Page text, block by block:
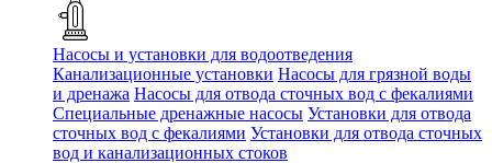
Насосы и установки для водоотведения
Канализационные установки Насосы для грязной воды
и дренажа Насосы для отвода сточных вод c фекалиями
Специальные дренажные насосы Установки для отвода
сточных вод c фекалиями Установки для отвода сточных
вод и канализационных стоков